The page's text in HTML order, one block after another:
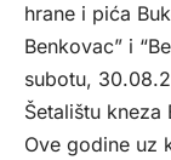
hrane i pića
Benkovac” i
subotu,
Šetalištu kneza
Ove godine uz